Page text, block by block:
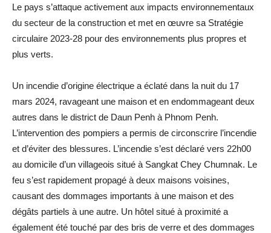
Le pays s’attaque activement aux impacts environnementaux
du secteur de la construction et met en œuvre sa Stratégie
circulaire 2023-28 pour des environnements plus propres et
plus verts.
Un incendie d’origine électrique a éclaté dans la nuit du 17
mars 2024, ravageant une maison et en endommageant deux
autres dans le district de Daun Penh à Phnom Penh.
L’intervention des pompiers a permis de circonscrire l’incendie
et d’éviter des blessures. L’incendie s’est déclaré vers 22h00
au domicile d’un villageois situé à Sangkat Chey Chumnak. Le
feu s’est rapidement propagé à deux maisons voisines,
causant des dommages importants à une maison et des
dégâts partiels à une autre. Un hôtel situé à proximité a
également été touché par des bris de verre et des dommages